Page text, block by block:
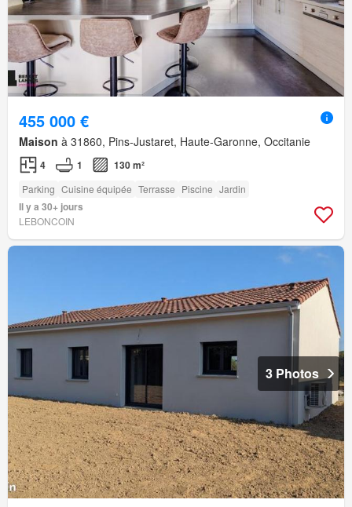
455 000 €
Maison à 31860, Pins-Justaret, Haute-Garonne, Occitanie
4 1 130 m²
Parking Cuisine équipée Terrasse Piscine Jardin
Il y a 30+ jours
LEBONCOIN
3 Photos